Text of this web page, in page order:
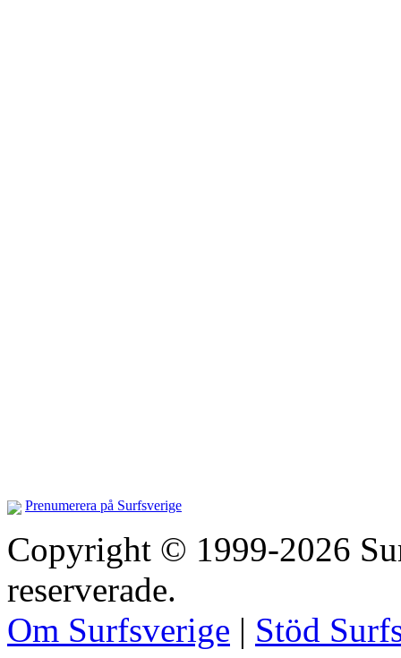
Prenumerera på Surfsverige
Copyright © 1999-2026
reserverade.
Om Surfsverige | Stöd